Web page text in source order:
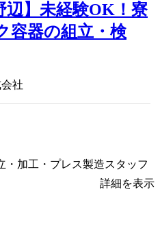
辺】未経験OK！寮
容器の組立・検
社
・加工・プレス製造スタッフ
詳細を表示